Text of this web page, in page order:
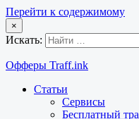
Перейти к содержимому
×
Искать:
Офферы Traff.ink
Статьи
Сервисы
Бесплатный